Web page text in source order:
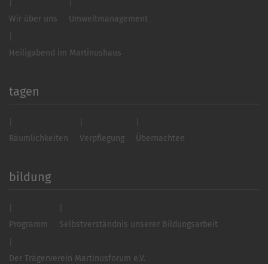
Wir über uns Umweltmanagement
Heiligabend im Martinushaus
tagen
Räumlichkeiten Verpflegung Übernachten
bildung
Programm Selbstverständnis unserer Bildungsarbeit
Der Trägerverein Martinusforum e.V.